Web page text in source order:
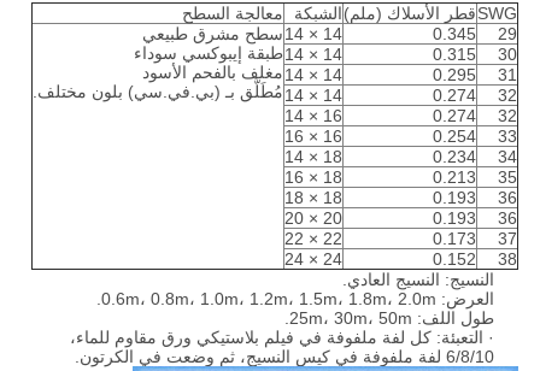
SWGقطر الأسلاك (ملم)الشبكة
معالجة السطح
29
0.345
14 × 14
سطح مشرق طبيعي
طبقة إيبوكسي سوداء
مغلف بالفحم الأسود
مُطَلَّق بـ (بي.في.سي) بلون مختلف.
30
0.315
14 × 14
31
0.295
14 × 14
32
0.274
14 × 14
32
0.274
16 × 14
33
0.254
16 × 16
34
0.234
18 × 14
35
0.213
18 × 16
36
0.193
18 × 18
36
0.193
20 × 20
37
0.173
22 × 22
38
0.152
24 × 24
النسيج: النسيج العادي.
العرض: 0.6m، 0.8m، 1.0m، 1.2m، 1.5m، 1.8m، 2.0m.
طول اللف: 25m، 30m، 50m.
· التعبئة: كل لفة ملفوفة في فيلم بلاستيكي ورق مقاوم للماء،
6/8/10 لفة ملفوفة في كيس النسيج، ثم وضعت في الكرتون.